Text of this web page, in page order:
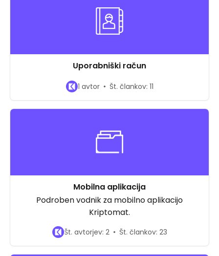
Uporabniški račun
1 avtor Št. člankov: 11
Mobilna aplikacija
Podroben vodnik za mobilno aplikacijo
Kriptomat.
Št. avtorjev: 2 Št. člankov: 23